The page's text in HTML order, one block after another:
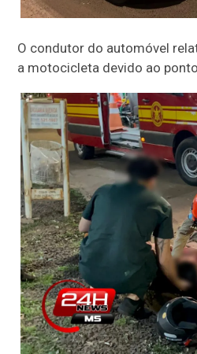
O condutor do automóvel
a motocicleta devido ao